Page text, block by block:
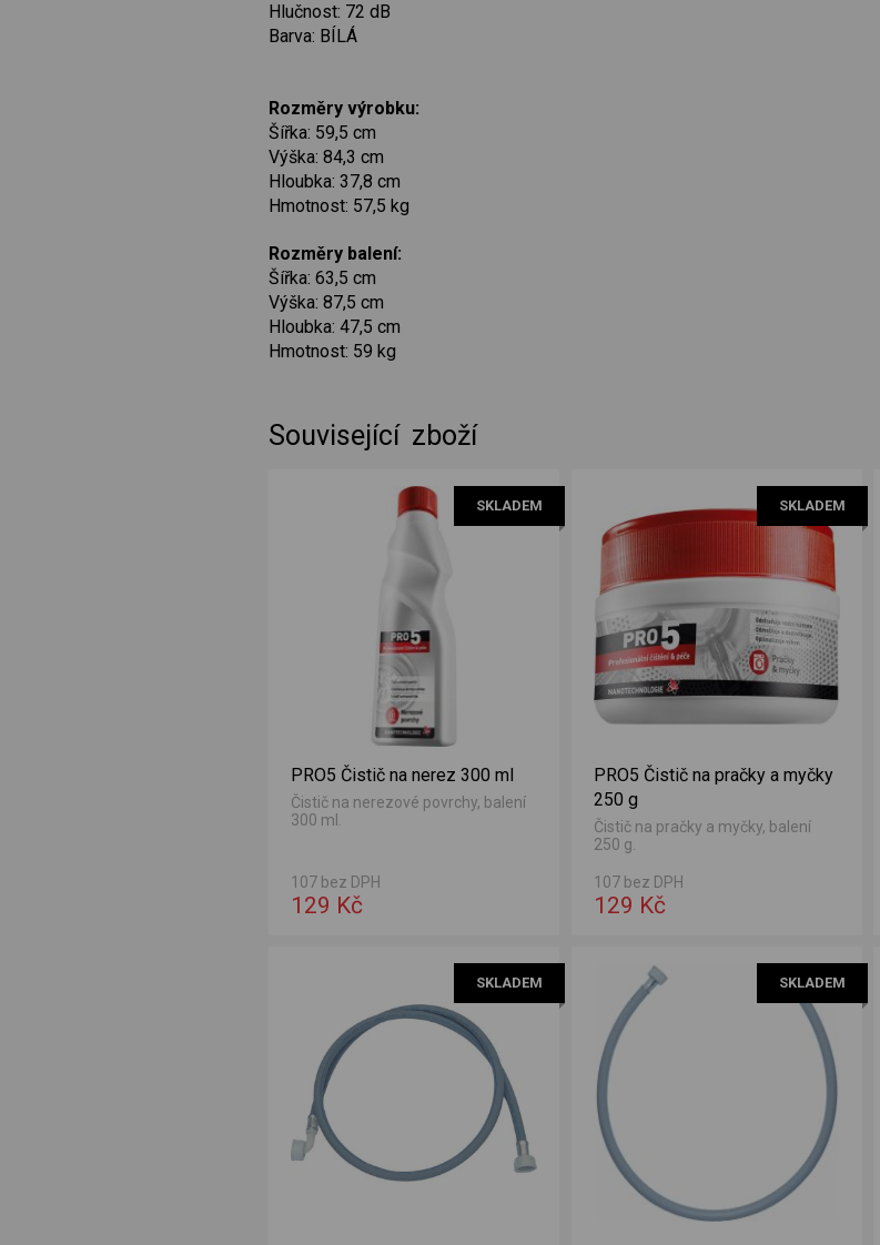
Hlučnost: 72 dB
Barva: BÍLÁ
Rozměry výrobku:
Šířka: 59,5 cm
Výška: 84,3 cm
Hloubka: 37,8 cm
Hmotnost: 57,5 kg
Rozměry balení:
Šířka: 63,5 cm
Výška: 87,5 cm
Hloubka: 47,5 cm
Hmotnost: 59 kg
Související zboží
SKLADEM
PRO5 Čistič na nerez 300 ml
Čistič na nerezové povrchy, balení
300 ml.
107 bez DPH
129 Kč
SKLADEM
PRO5 Čistič na pračky a myčky
250 g
Čistič na pračky a myčky, balení
250 g.
107 bez DPH
129 Kč
SKLADEM SKLADEM